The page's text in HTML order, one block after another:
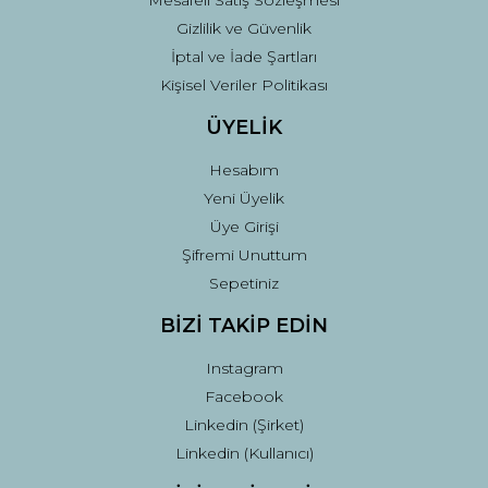
Gizlilik ve Güvenlik
İptal ve İade Şartları
Kişisel Veriler Politikası
ÜYELİK
Hesabım
Yeni Üyelik
Üye Girişi
Şifremi Unuttum
Sepetiniz
BİZİ TAKİP EDİN
Instagram
Facebook
Linkedin (Şirket)
Linkedin (Kullanıcı)